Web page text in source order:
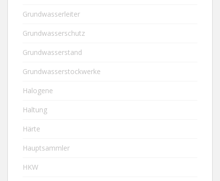
Grundwasserleiter
Grundwasserschutz
Grundwasserstand
Grundwasserstockwerke
Halogene
Haltung
Härte
Hauptsammler
HKW